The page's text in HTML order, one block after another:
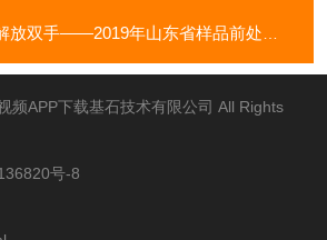
双手——2019年山东省样品前处理技术创新大会
频APP下载基石技术有限公司 All Rights
号-8